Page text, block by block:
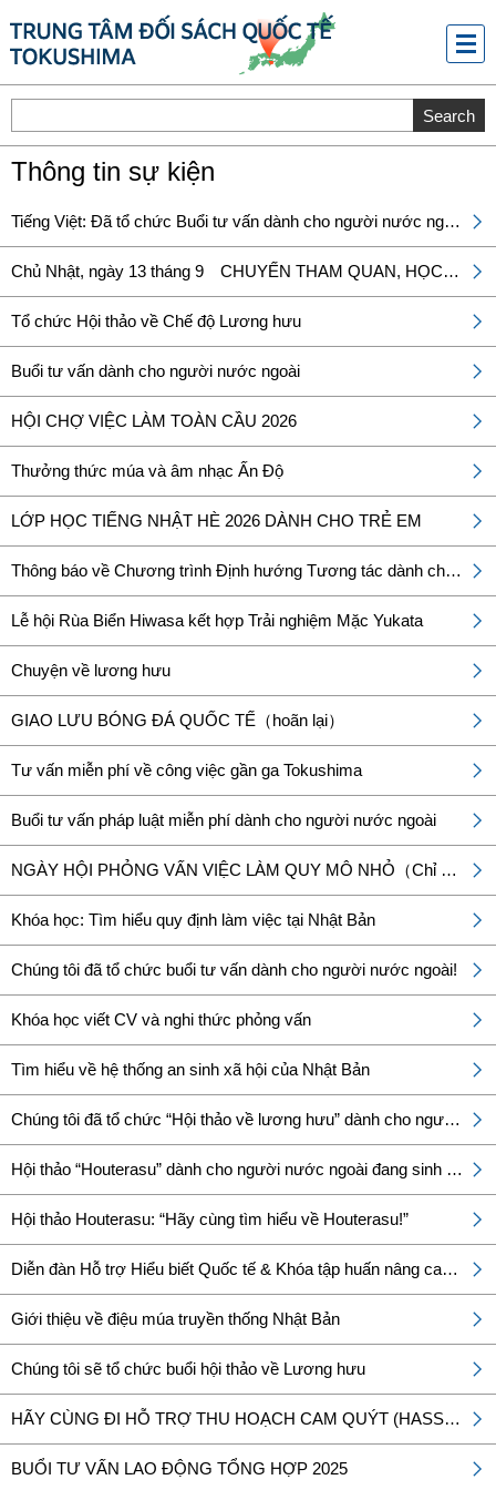
ュー
Thông tin sự kiện
Tiếng Việt: Đã tổ chức Buổi tư vấn dành cho người nước ngoài!
Chủ Nhật, ngày 13 tháng 9 CHUYẾN THAM QUAN, HỌC HỎI TẠI TRUNG TÂM PHÒNG CHỐNG THIÊN TAI TỈNH TOKUSHIMA
Tổ chức Hội thảo về Chế độ Lương hưu
Buổi tư vấn dành cho người nước ngoài
HỘI CHỢ VIỆC LÀM TOÀN CẦU 2026
Thưởng thức múa và âm nhạc Ấn Độ
LỚP HỌC TIẾNG NHẬT HÈ 2026 DÀNH CHO TRẺ EM
Thông báo về Chương trình Định hướng Tương tác dành cho Người Việt Nam
Lễ hội Rùa Biển Hiwasa kết hợp Trải nghiệm Mặc Yukata
Chuyện về lương hưu
GIAO LƯU BÓNG ĐÁ QUỐC TẾ（hoãn lại）
Tư vấn miễn phí về công việc gần ga Tokushima
Buổi tư vấn pháp luật miễn phí dành cho người nước ngoài
NGÀY HỘI PHỎNG VẤN VIỆC LÀM QUY MÔ NHỎ（Chỉ dành cho ngành điều dưỡng, IT, xây dựng và nông nghiệp）
Khóa học: Tìm hiểu quy định làm việc tại Nhật Bản
Chúng tôi đã tổ chức buổi tư vấn dành cho người nước ngoài!
Khóa học viết CV và nghi thức phỏng vấn
Tìm hiểu về hệ thống an sinh xã hội của Nhật Bản
Chúng tôi đã tổ chức “Hội thảo về lương hưu” dành cho người nước ngoài đang sinh sống tại Nhật Bản.
Hội thảo “Houterasu” dành cho người nước ngoài đang sinh sống tại địa phương đã được tổ chức!
Hội thảo Houterasu: “Hãy cùng tìm hiểu về Houterasu!”
Diễn đàn Hỗ trợ Hiểu biết Quốc tế & Khóa tập huấn nâng cao kỹ năng giảng viên về Hiểu biết Quốc tế năm 2025
Giới thiệu về điệu múa truyền thống Nhật Bản
Chúng tôi sẽ tổ chức buổi hội thảo về Lương hưu
HÃY CÙNG ĐI HỖ TRỢ THU HOẠCH CAM QUÝT (HASSAKU) NÀO!
BUỔI TƯ VẤN LAO ĐỘNG TỔNG HỢP 2025